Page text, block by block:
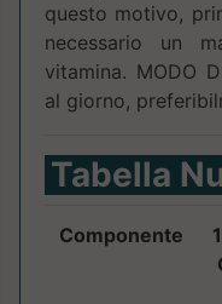
questo motivo,
necessario un
vitamina. MODO
al giorno,
Tabella
Componente